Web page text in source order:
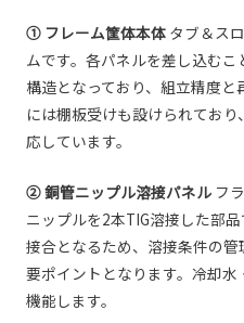
① フレーム筐体本体タブ＆ス
ムです。各パネルを差し込む
構造となっており、組立精度
には棚板受けも設けられてお
応しています。
② 銅管ニップル溶接パネルフ
ニップルを2本TIG溶接した部
接合となるため、溶接条件の
要ポイントとなります。冷却
機能します。